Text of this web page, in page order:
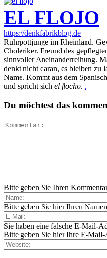
EL FLOJO
https://denkfabrikblog.de
Ruhrpottjunge im Rheinland.
Choleriker. Freund des
sinnvoller Aneinanderreihung.
denkt nicht daran, es bleiben zu
Name. Kommt aus dem
und spricht sich el flocho. .
Du möchtest das
Bitte geben Sie Ihren
Bitte geben Sie hier Ihren
Sie haben eine falsche E-Mail-
Bitte geben Sie hier Ihre E-Mail-